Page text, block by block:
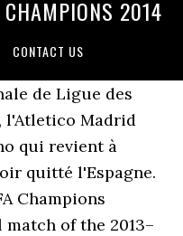
2014
CONTACT US
de Ligue des
l'Atletico Madrid
qui revient à
quitté l'Espagne.
Champions
of the 2013–